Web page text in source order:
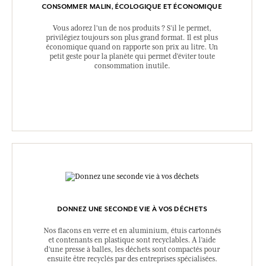
CONSOMMER MALIN, ÉCOLOGIQUE ET ÉCONOMIQUE
Vous adorez l’un de nos produits ? S’il le permet,
privilégiez toujours son plus grand format. Il est plus
économique quand on rapporte son prix au litre. Un
petit geste pour la planète qui permet d’éviter toute
consommation inutile.
DONNEZ UNE SECONDE VIE À VOS DÉCHETS
Nos flacons en verre et en aluminium, étuis cartonnés
et contenants en plastique sont recyclables. A l’aide
d’une presse à balles, les déchets sont compactés pour
ensuite être recyclés par des entreprises spécialisées.